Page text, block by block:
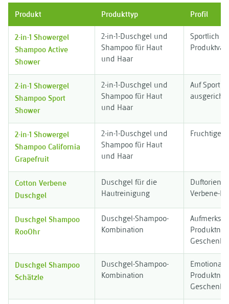
Produkt Produkttyp Profil
2-in-1 Showergel
Shampoo Active
Shower
2-in-1-Duschgel und
Shampoo für Haut
und Haar
Sportlich
2-in-1 Showergel
Shampoo Sport
Shower
2-in-1-Duschgel und
Shampoo für Haut
und Haar
Auf Sport
2-in-1 Showergel
Shampoo California
Grapefruit
2-in-1-Duschgel und
Shampoo für Haut
und Haar
Fruchtiges
Cotton Verbene
Duschgel
Duschgel für die
Hautreinigung
Verbene-
Duschgel Shampoo
RooOhr
Duschgel-Shampoo-
Kombination
Duschgel Shampoo
Schätzle
Duschgel-Shampoo-
Kombination
Emotional